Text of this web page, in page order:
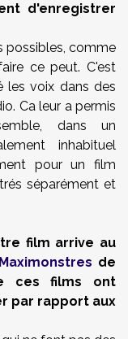
d'enregistrer
possibles, comme
ce peut. C'est
les voix dans des
Ca leur a permis
dans un
inhabituel
pour un film
séparément et
film arrive au
de
ces films ont
par rapport aux